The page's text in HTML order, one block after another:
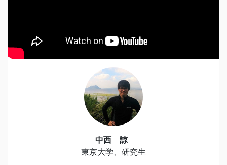
中西 諒
東京大学、研究生